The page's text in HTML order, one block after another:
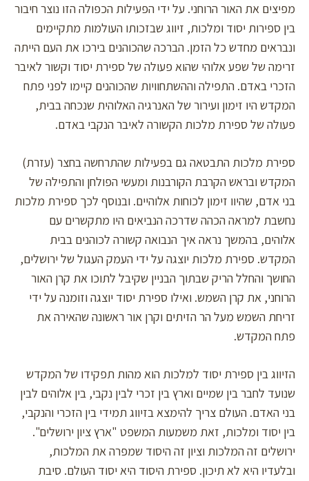
מפיצים את האור הרוחני. על ידי הפעילות הכפולה הזו נוצר חיבור
בין ספירות יסוד ומלכות, זיווג שבזכותו העולמות מתקיימים
ונבראים מחדש כל הזמן. הברכה שהכוהנים בירכו את העם הייתה
זרימה של שפע אלוהי שהוא פעולה של ספירת יסוד וקשור לאיבר
הזכרי באדם. התפילה וההשתחוויות שהכוהנים קיימו לפני פתח
המקדש היו זימון ועירור של האנרגיה האלוהית שנכחה בבית,
פעולה של ספירת מלכות הקשורה לאיבר הנקבי באדם.
ספירת מלכות התבטאה גם בפעילות שהתרחשה בחצר (עזרת)
המקדש ובראש הקרבת הקורבנות ומעשי הפולחן והתפילה של
בני אדם, שהיוו זימון לכוחות אלוהיים. ובנוסף לכך ספירת מלכות
נחשבת למראה הכהה שדרכה הנביאים היו מתקשרים עם
אלוהים, בהמשך נראה איך הנבואה קשורה לכוהנים בבית
המקדש. ספירת מלכות יוצגה על ידי העמק העגול של ירושלים,
החושך והחלל הריק שבתוך הבניין שקיבל לתוכו את קרן האור
הרוחני, את קרן השמש. ואילו ספירת יסוד יוצגה וזומנה על ידי
זריחת השמש מעל הר הזיתים וקרן אור ראשונה שהאירה את
פתח המקדש.
הזיווג בין ספירת יסוד למלכות הוא מהות תפקידו של המקדש
שנועד לחבר בין שמיים וארץ בין זכרי לבין נקבי, בין אלוהים לבין
בני האדם. העולם צריך להימצא בזיווג תמידי בין הזכרי והנקבי,
בין יסוד ומלכות, זאת משמעות המשפט "ארץ ציון ירושלים".
ירושלים זה המלכות וציון זה היסוד שמפרה את המלכות,
ובלעדיו היא לא תיכון. ספירת היסוד היא יסוד העולם. סיבת